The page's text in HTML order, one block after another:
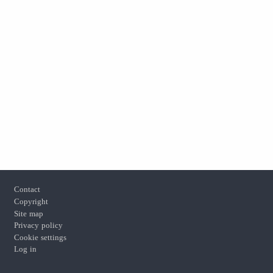
Footer
Contact
Copyright
Site map
Privacy policy
Cookie settings
Log in